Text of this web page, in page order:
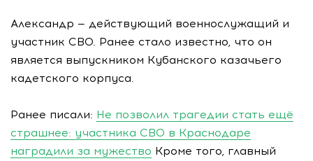
Александр — действующий военнослужащий и
участник СВО. Ранее стало известно, что он
является выпускником Кубанского казачьего
кадетского корпуса.
Ранее писали: Не позволил трагедии стать ещё
страшнее: участника СВО в Краснодаре
наградили за мужество Кроме того, главный